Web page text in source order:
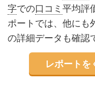
字での口コミ 平均評
ポートでは、他にも
の詳細データも確認
レポートを